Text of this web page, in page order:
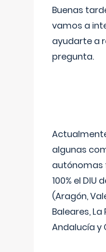
Buenas
vamos a
ayudarte a
pregunta.
algunas
autónomas
100% el DIU
(Aragón,
Baleares, La
Andalucía y